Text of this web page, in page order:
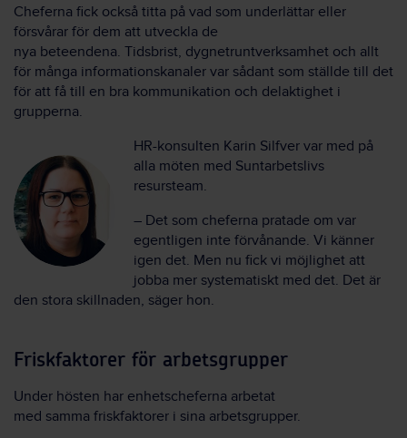
Cheferna fick också titta på vad som underlättar eller
försvårar för dem att utveckla de
nya beteendena. Tidsbrist, dygnetruntverksamhet och allt
för många informationskanaler var sådant som ställde till det
för att få till en bra kommunikation och delaktighet i
grupperna.
HR-konsulten Karin Silfver var med på
alla möten med Suntarbetslivs
resursteam.
– Det som cheferna pratade om var
egentligen inte förvånande. Vi känner
igen det. Men nu fick vi möjlighet att
jobba mer systematiskt med det. Det är
den stora skillnaden, säger hon.
Friskfaktorer för arbetsgrupper
Under hösten har enhetscheferna arbetat
med samma friskfaktorer i sina arbetsgrupper.